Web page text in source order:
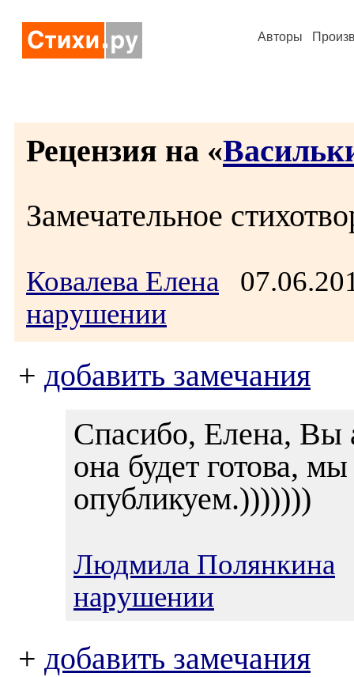
Авторы
Рецензия на «
Замечательное
Ковалева Елена
нарушении
+ добавить замечания
Спасибо, Елена, Вы
она будет готова,
опубликуем.)))))))
Людмила Полянкина
нарушении
+ добавить замечания